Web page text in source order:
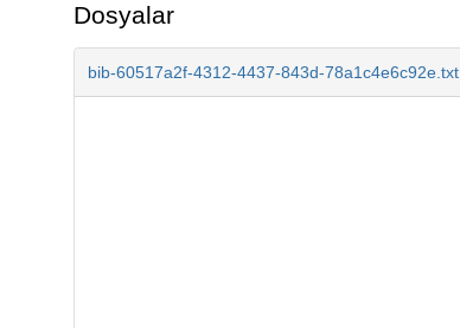
Dosyalar
bib-60517a2f-4312-4437-843d-78a1c4e6c92e.txt